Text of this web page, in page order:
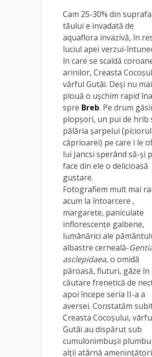
Cam 25-30% din
tăului e invadată de
aquaflora invazivă, în
luciul apei verzui-
în care se scaldă
arinilor, Creasta
vârful Gutâi. Deși nu mai
plouă o ușchim rapid
spre Breb. Pe drum
plopșori, un pui de hrib
pălăria șarpelui (piciorul
căprioarei) pe care i le
lui Jancsi sperând să-și
face din ele o delicioasă
gustare.
Fotografiem mult mai
acum la întoarcere ,
margarete, paniculate
inflorescențe galbene,
lumânărici ale
albastre cerneală-
asclepidaea, o omidă
păroasă, fluturi, gâze în
căutare frenetică de
apoi începe seria II-a a
aversei. Constatăm
Creasta Cocoșului,
Gutâi au dispărut sub
cumulonimbușii
alții atârnă